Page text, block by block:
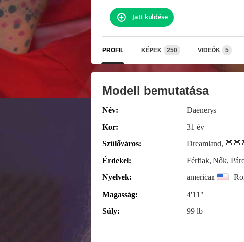
Jatt küldése
PROFIL KÉPEK 250 VIDEÓK 5
Modell bemutatása
Név:
Daenerys
Kor:
31 év
Szülőváros:
Dreamland,
Érdekel:
Férfiak, Nők,
Nyelvek:
american
Magasság:
4'11"
Súly:
99 lb